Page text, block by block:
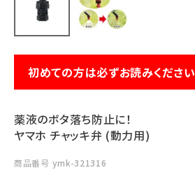
利用ガイド
メールでのお問い合わせ
info@agriz.net
初めての方は必ずお読みください
薬液のボタ落ち防止に！
ヤマホ チャッキ弁 (動力用)
商品番号 ymk-321316